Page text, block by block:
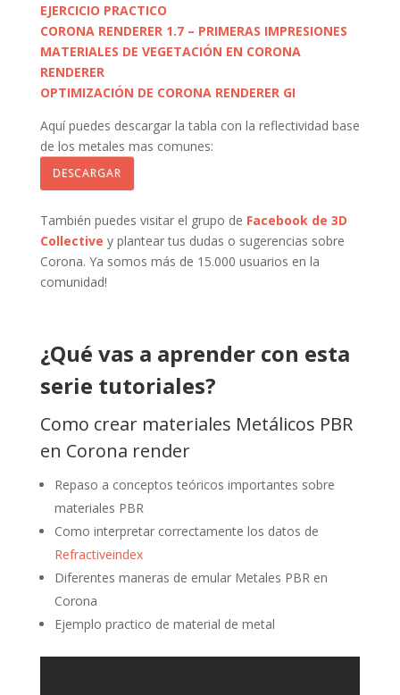
EJERCICIO PRACTICO
CORONA RENDERER 1.7 – PRIMERAS IMPRESIONES
MATERIALES DE VEGETACIÓN EN CORONA
RENDERER
OPTIMIZACIÓN DE CORONA RENDERER GI
Aquí puedes descargar la tabla con la reflectividad base
de los metales mas comunes:
DESCARGAR
También puedes visitar el grupo de Facebook de 3D
Collective y plantear tus dudas o sugerencias sobre
Corona. Ya somos más de 15.000 usuarios en la
comunidad!
¿Qué vas a aprender con esta
serie tutoriales?
Como crear materiales Metálicos PBR
en Corona render
Repaso a conceptos teóricos importantes sobre
materiales PBR
Como interpretar correctamente los datos de
Refractiveindex
Diferentes maneras de emular Metales PBR en
Corona
Ejemplo practico de material de metal